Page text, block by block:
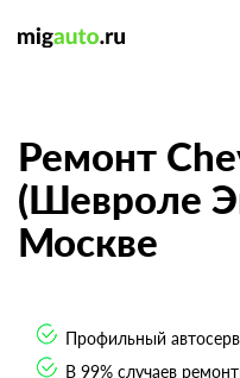
Ремонт
(Шевроле
Москве
Профильный
В 99% случаев